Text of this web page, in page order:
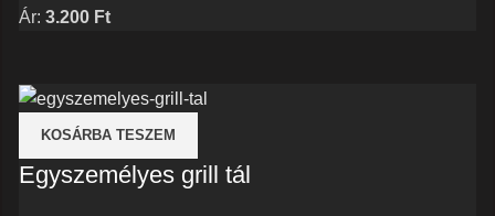
Ár: 3.200 Ft
KOSÁRBA TESZEM
Egyszemélyes grill tál